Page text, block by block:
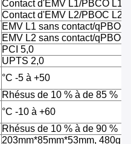
Contact d'EMV L1/PBCO L1
Contact d'EMV L2/PBOC L2
EMV L1 sans contact/qPBOC
EMV L2 sans contact/qPBOC
PCI 5,0
UPTS 2,0
°C -5 à +50
Rhésus de 10 % à de 85 %
°C -10 à +60
Rhésus de 10 % à de 90 %
203mm*85mm*53mm, 480g